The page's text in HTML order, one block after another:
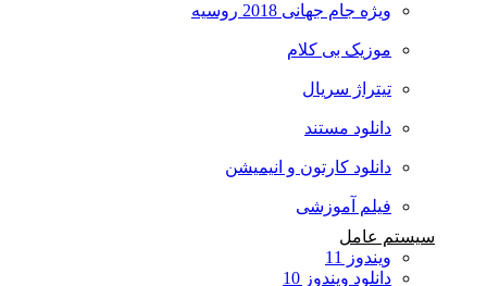
ویژه جام جهانی 2018 روسیه
موزیک بی کلام
تیتراژ سریال
دانلود مستند
دانلود کارتون و انیمیشن
فیلم آموزشی
سیستم عامل
ویندوز 11
دانلود ویندوز 10